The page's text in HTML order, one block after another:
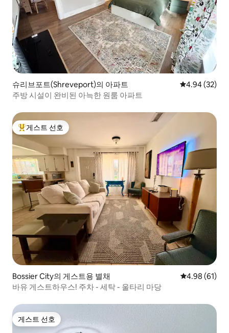
슈리브포트(Shreveport)의 아파트 평점 4.94점(5
4.94 (32)
주방 시설이 완비된 아늑한 원룸 아파트
상위 게스트 선호
게스트 선호
Bossier City의 게스트용 별채 평점 4.98점(5
4.98 (61)
바유 게스트하우스! 주차 - 세탁 - 울타리 마당
게스트 선호
게스트 선호